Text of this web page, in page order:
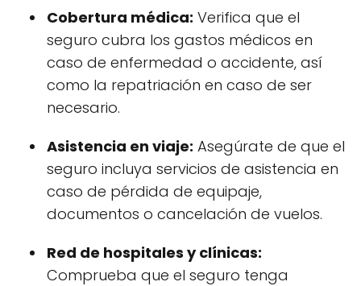
Cobertura médica: Verifica que el
seguro cubra los gastos médicos en
caso de enfermedad o accidente, así
como la repatriación en caso de ser
necesario.
Asistencia en viaje: Asegúrate de que el
seguro incluya servicios de asistencia en
caso de pérdida de equipaje,
documentos o cancelación de vuelos.
Red de hospitales y clínicas:
Comprueba que el seguro tenga